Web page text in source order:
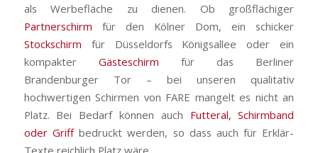
als Werbefläche zu dienen. Ob großflächiger
Partnerschirm für den Kölner Dom, ein schicker
Stockschirm für Düsseldorfs Königsallee oder ein
kompakter Gästeschirm für das Berliner
Brandenburger Tor – bei unseren qualitativ
hochwertigen Schirmen von FARE mangelt es nicht an
Platz. Bei Bedarf können auch Futteral, Schirmband
oder Griffbedruckt werden, so dass auch für Erklär-